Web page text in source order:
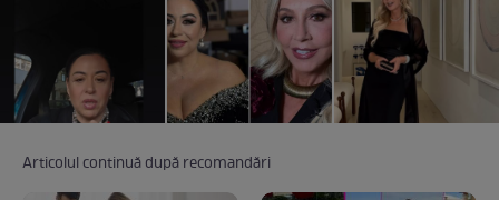
Articolul continuă după recomandări